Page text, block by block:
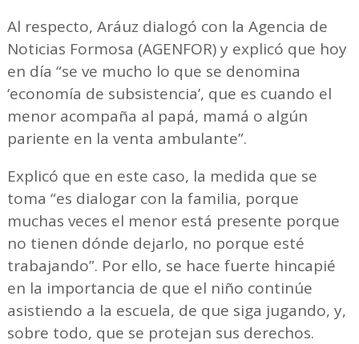
Al respecto, Aráuz dialogó con la Agencia de
Noticias Formosa (AGENFOR) y explicó que hoy
en día “se ve mucho lo que se denomina
‘economía de subsistencia’, que es cuando el
menor acompaña al papá, mamá o algún
pariente en la venta ambulante”.
Explicó que en este caso, la medida que se
toma “es dialogar con la familia, porque
muchas veces el menor está presente porque
no tienen dónde dejarlo, no porque esté
trabajando”. Por ello, se hace fuerte hincapié
en la importancia de que el niño continúe
asistiendo a la escuela, de que siga jugando, y,
sobre todo, que se protejan sus derechos.